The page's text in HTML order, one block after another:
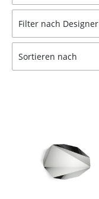
Bänke & Liegen
Sitzsäcke
Bürodrehstühle
Konferenzstühle
Filter nach Designer
Sortieren nach